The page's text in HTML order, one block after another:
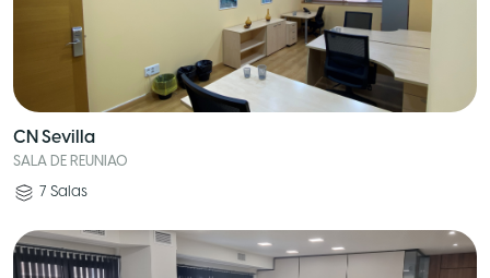
CN Sevilla
SALA DE REUNIAO
7 Salas